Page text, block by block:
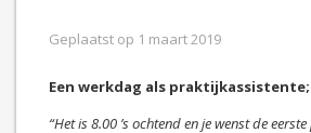
Geplaatst op 1 maart 2019
Een werkdag als praktijkassistente;
“Het is 8.00 ’s ochtend en je wenst de